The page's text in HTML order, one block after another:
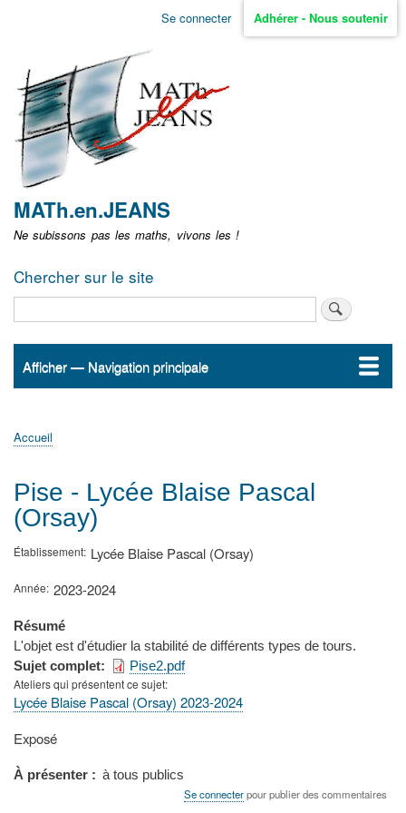
Aller
non
identifié
Se connecter Adhérer - Nous soutenir
MATh.en.JEANS
Ne subissons pas les maths, vivons les !
Chercher sur le site
Navigation
Afficher — Navigation principale
Accueil
ActualitésMATh.en.JEANS ?
Régions et Ateliers
Créer, gérer un atelier
Sujets/Publications
Congrès
d'Ariane
Accueil
Pise - Lycée Blaise Pascal
(Orsay)
Établissement Lycée Blaise Pascal (Orsay)
Année 2023-2024
Résumé
L'objet est d'étudier la stabilité de différents types de tours.
Sujet complet
Pise2.pdf
Ateliers qui présentent ce sujet
Lycée Blaise Pascal (Orsay) 2023-2024
Type
présentation
Exposé
À présenter à tous publics
Se connecterpour publier des commentaires